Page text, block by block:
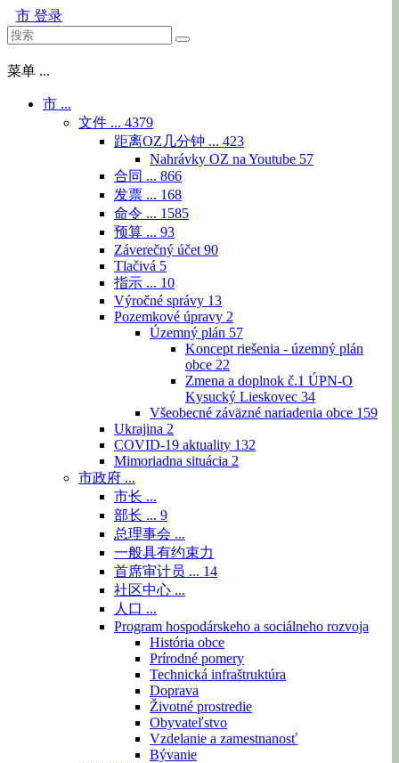
市 登录
菜单 ...
市 ...
文件 ... 4379
距离OZ几分钟 ... 423
Nahrávky OZ na Youtube 57
合同 ... 866
发票 ... 168
命令 ... 1585
预算 ... 93
Záverečný účet 90
Tlačivá 5
指示 ... 10
Výročné správy 13
Pozemkové úpravy 2
Územný plán 57
Koncept riešenia - územný plán
obce 22
Zmena a doplnok č.1 ÚPN-O
Kysucký Lieskovec 34
Všeobecné záväzné nariadenia obce 159
Ukrajina 2
COVID-19 aktuality 132
Mimoriadna situácia 2
市政府 ...
市长 ...
部长 ... 9
总理事会 ...
一般具有约束力
首席审计员 ... 14
社区中心 ...
人口 ...
Program hospodárskeho a sociálneho rozvoja
História obce
Prírodné pomery
Technická infraštruktúra
Doprava
Životné prostredie
Obyvateľstvo
Vzdelanie a zamestnanosť
Bývanie